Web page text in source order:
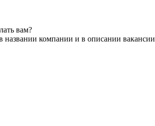
вам?
названии компании и в описании вакансии